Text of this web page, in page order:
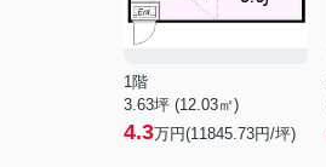
1階
3.63坪 (12.03㎡)
4.3万円(11845.73円/坪)